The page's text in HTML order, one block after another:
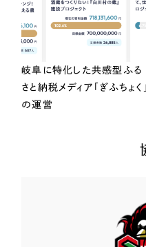
岐阜に特化した共感型ふる
さと納税メディア「ぎふちょく」
の運営